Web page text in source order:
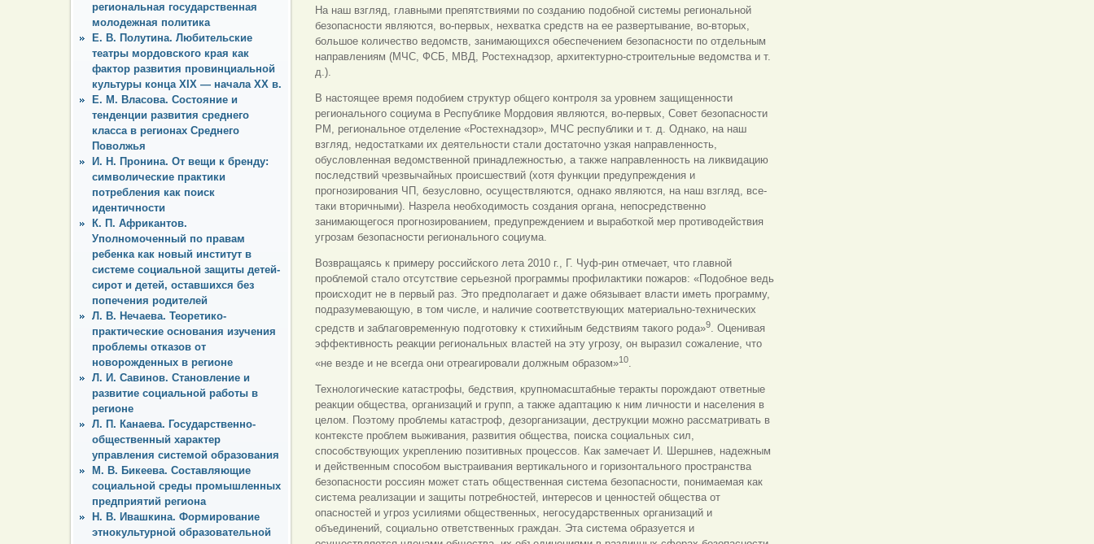
региональная государственная
молодежная политика
Е. В. Полутина. Любительские
театры мордовского края как
фактор развития провинциальной
культуры конца XIX — начала ХХ в.
Е. М. Власова. Состояние и
тенденции развития среднего
класса в регионах Среднего
Поволжья
И. Н. Пронина. От вещи к бренду:
символические практики
потребления как поиск
идентичности
К. П. Африкантов.
Уполномоченный по правам
ребенка как новый институт в
системе социальной защиты детей-
сирот и детей, оставшихся без
попечения родителей
Л. В. Нечаева. Теоретико-
практические основания изучения
проблемы отказов от
новорожденных в регионе
Л. И. Савинов. Становление и
развитие социальной работы в
регионе
Л. П. Канаева. Государственно-
общественный характер
управления системой образования
М. В. Бикеева. Составляющие
социальной среды промышленных
предприятий региона
Н. В. Ивашкина. Формирование
этнокультурной образовательной
На наш взгляд, главными препятствиями по созданию подобной системы региональной
безопасности являются, во-первых, нехватка средств на ее развертывание, во-вторых,
большое количество ведомств, занимающихся обеспечением безопасности по отдельным
направлениям (МЧС, ФСБ, МВД, Ростехнадзор, архитектурно-строительные ведомства и т.
д.).
В настоящее время подобием структур общего контроля за уровнем защищенности
регионального социума в Республике Мордовия являются, во-первых, Совет безопасности
РМ, региональное отделение «Ростехнадзор», МЧС республики и т. д. Однако, на наш
взгляд, недостатками их деятельности стали достаточно узкая направленность,
обусловленная ведомственной принадлежностью, а также направленность на ликвидацию
последствий чрезвычайных происшествий (хотя функции предупреждения и
прогнозирования ЧП, безусловно, осуществляются, однако являются, на наш взгляд, все-
таки вторичными). Назрела необходимость создания органа, непосредственно
занимающегося прогнозированием, предупреждением и выработкой мер противодействия
угрозам безопасности регионального социума.
Возвращаясь к примеру российского лета 2010 г., Г. Чуф-рин отмечает, что главной
проблемой стало отсутствие серьезной программы профилактики пожаров: «Подобное ведь
происходит не в первый раз. Это предполагает и даже обязывает власти иметь программу,
подразумевающую, в том числе, и наличие соответствующих материально-технических
средств и заблаговременную подготовку к стихийным бедствиям такого рода»9. Оценивая
эффективность реакции региональных властей на эту угрозу, он выразил сожаление, что
«не везде и не всегда они отреагировали должным образом»10
Технологические катастрофы, бедствия, крупномасштабные теракты порождают ответные
реакции общества, организаций и групп, а также адаптацию к ним личности и населения в
целом. Поэтому проблемы катастроф, дезорганизации, деструкции можно рассматривать в
контексте проблем выживания, развития общества, поиска социальных сил,
способствующих укреплению позитивных процессов. Как замечает И. Шершнев, надежным
и действенным способом выстраивания вертикального и горизонтального пространства
безопасности россиян может стать общественная система безопасности, понимаемая как
система реализации и защиты потребностей, интересов и ценностей общества от
опасностей и угроз усилиями общественных, негосударственных организаций и
объединений, социально ответственных граждан. Эта система образуется и